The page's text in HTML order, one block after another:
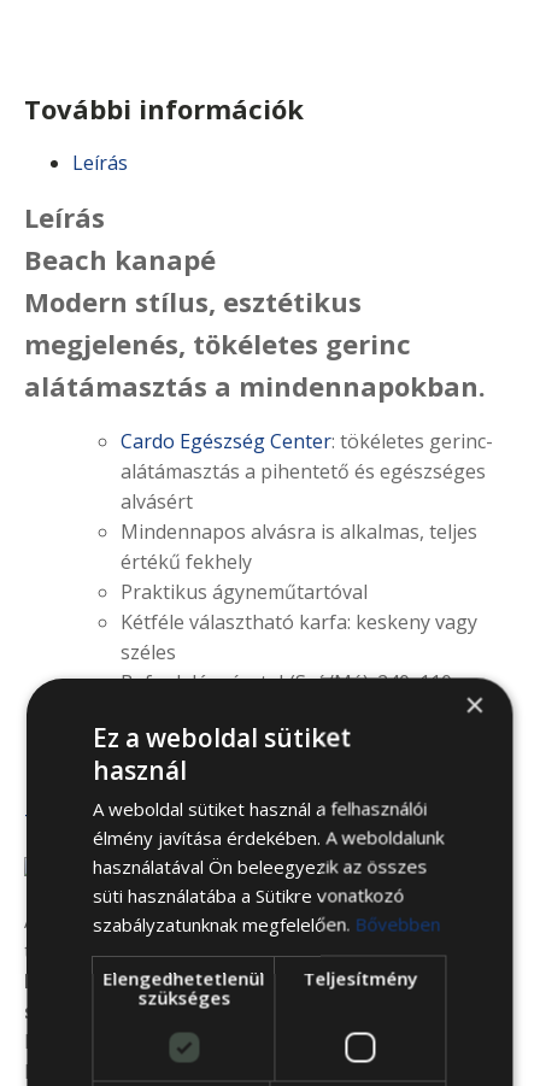
További információk
Leírás
Leírás
Beach kanapé
Modern stílus, esztétikus
megjelenés, tökéletes gerinc
alátámasztás a mindennapokban.
Cardo Egészség Center: tökéletes gerinc-
alátámasztás a pihentető és egészséges
alvásért
Mindennapos alvásra is alkalmas, teljes
értékű fekhely
Praktikus ágyneműtartóval
Kétféle választható karfa: keskeny vagy
széles
Befoglaló méretek(Szé/Mé): 240x110cm
Ülésmélység: ~60cm + levehető
hátpárnákkal
Töltse le a használati útmutatónkat: ITT!
Amikor Ön nálunk vásárol, nem csak minőségi
termékeket kap, hanemelsőosztályú
házhozszállítási- és összeszerelési
szolgáltatástis biztosítunk. Büszkék vagyunk arra,
hogy szakértő csapatunk gyorsan és megbízhatóan
kézbesíti a megrendeléseket, közvetlenül az Ön
×
Ez a weboldal sütiket
használ
A weboldal sütiket használ a felhasználói
élmény javítása érdekében. A weboldalunk
használatával Ön beleegyezik az összes
süti használatába a Sütikre vonatkozó
szabályzatunknak megfelelően. Bővebben
Elengedhetetlenül
szükséges
Teljesítmény